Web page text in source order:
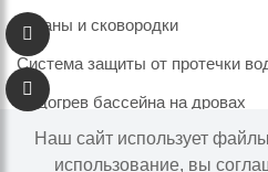
Казаны и сковородки
Система защиты от протечки
Подогрев бассейна на дровах
Наш сайт использует
использование, вы